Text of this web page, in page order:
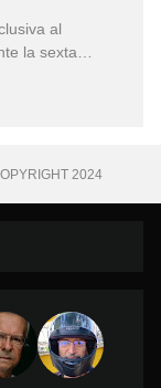
al
la sexta
del
2024